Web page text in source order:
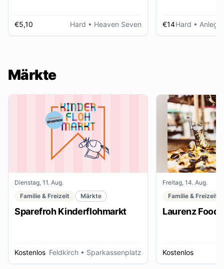
€5,10 Hard • Heaven Seven €14Hard •
Märkte
Dienstag, 11. Aug.
Familie & Freizeit
Märkte
Sparefroh Kinderflohmarkt
Kostenlos Feldkirch • Sparkassenplatz
Freitag, 14. Aug.
Familie & Freizeit
Laurenz Food
Kostenlos